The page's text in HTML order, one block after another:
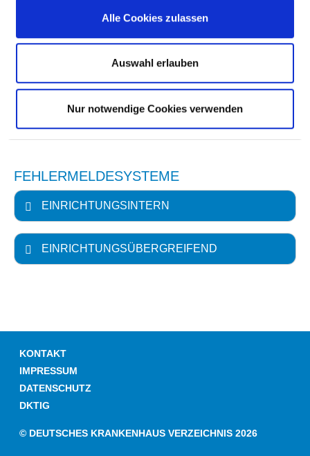
Alle Cookies zulassen
Auswahl erlauben
Nur notwendige Cookies verwenden
INSTRUMENTE UND MASSNAHMEN IM R
ISIKOMANAGEMENT
INSTRUMENTE UND MASSNAHMEN
FEHLERMELDESYSTEME
EINRICHTUNGSINTERN
EINRICHTUNGSÜBERGREIFEND
© DEUTSCHES KRANKENHAUS VERZEICHNIS 2026
KONTAKT
IMPRESSUM
DATENSCHUTZ
DKTIG